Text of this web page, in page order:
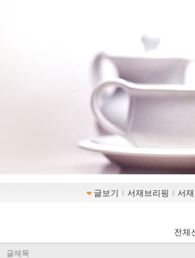
글보기 ｌ 서재브리핑 ｌ 서재
전체
글제목